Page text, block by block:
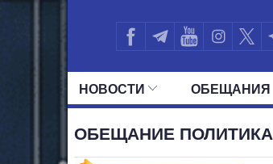
НОВОСТИ ОБЕЩАНИЯ
ОБЕЩАНИЕ ПОЛИТИКА